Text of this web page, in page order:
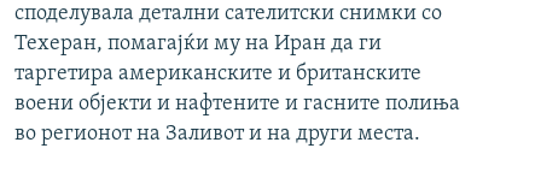
споделувала детални сателитски снимки со
Техеран, помагајќи му на Иран да ги
таргетира американските и британските
воени објекти и нафтените и гасните полиња
во регионот на Заливот и на други места.